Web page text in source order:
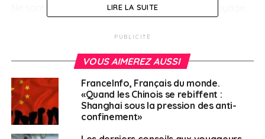
Ne sont pas concernés par les restrictions de voyage :
les ressortissants de l’UE et les membres de leur
les résidents de longue durée dans l’UE et les
membres de leur famille
les voyages essentiels tels que définis dans
la décision de l’UE
LIRE LA SUITE
PUBLICITÉ
VOUS AIMEREZ AUSSI
FranceInfo, Français du monde.
«Quand les Chinois se rebiffent :
Shanghai sous la pression des anti-
confinement»